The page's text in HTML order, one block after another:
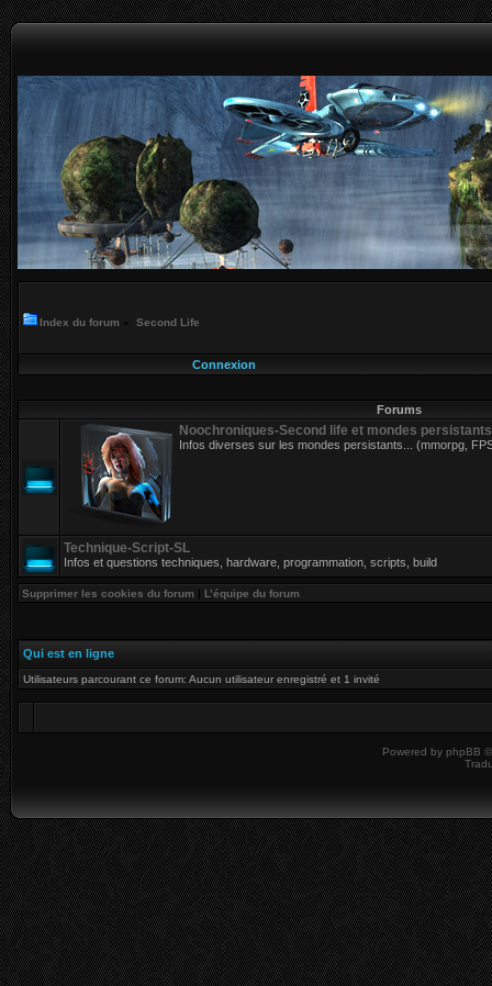
Index du forum » Second Life
Connexion
Forums
Noochroniques-Second life et mondes persistants
Infos diverses sur les mondes persistants... (mmorpg,
Technique-Script-SL
Infos et questions techniques, hardware, programmation, scripts, build
Supprimer les cookies du forum | L’équipe du forum
Qui est en ligne
Utilisateurs parcourant ce forum: Aucun utilisateur enregistré et 1 invité
Powered by phpBB